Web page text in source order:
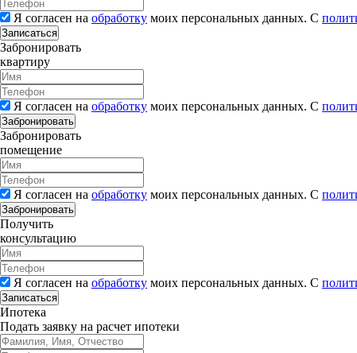
Я согласен на обработку моих персональных данных. С
Записаться
Забронировать
квартиру
Я согласен на обработку моих персональных данных. С
Забронировать
Забронировать
помещение
Я согласен на обработку моих персональных данных. С
Забронировать
Получить
консультацию
Я согласен на обработку моих персональных данных. С
Записаться
Ипотека
Подать заявку на расчет ипотеки